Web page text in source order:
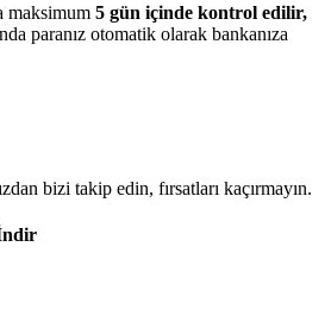
maksimum 5 gün içinde kontrol edilir,
paranız otomatik olarak bankanıza
bizi takip edin, fırsatları kaçırmayın.